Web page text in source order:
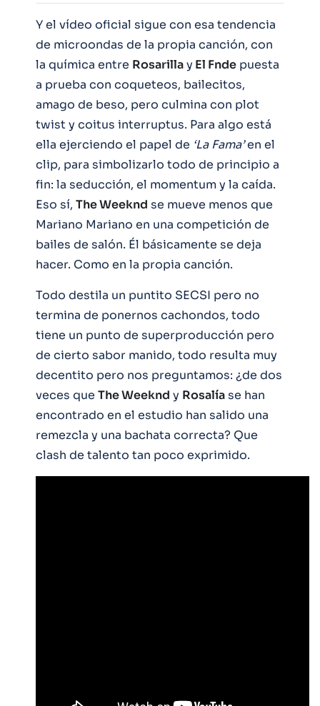
Y el vídeo oficial sigue con esa tendencia
de microondas de la propia canción, con
la química entre Rosarillay El Fnde puesta
a prueba con coqueteos, bailecitos,
amago de beso, pero culmina con plot
twist y coitus interruptus. Para algo está
ella ejerciendo el papel de ‘La Fama’en el
clip, para simbolizarlo todo de principio a
fin: la seducción, el momentum y la caída.
Eso sí, The Weeknd se mueve menos que
Mariano Mariano en una competición de
bailes de salón. Él básicamente se deja
hacer. Como en la propia canción.
Todo destila un puntito SECSI pero no
termina de ponernos cachondos, todo
tiene un punto de superproducción pero
de cierto sabor manido, todo resulta muy
decentito pero nos preguntamos: ¿de dos
veces que The Weeknd y Rosalíase han
encontrado en el estudio han salido una
remezcla y una bachata correcta? Que
clash de talento tan poco exprimido.